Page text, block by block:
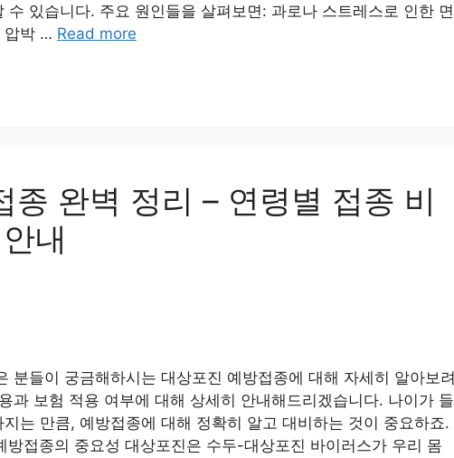
수 있습니다. 주요 원인들을 살펴보면: 과로나 스트레스로 인한 면
압박 … Read more
종 완벽 정리 – 연령별 접종 비
내
분들이 궁금해하시는 대상포진 예방접종에 대해 자세히 알아보려
과 보험 적용 여부에 대해 상세히 안내해드리겠습니다. 나이가 들
는 만큼, 예방접종에 대해 정확히 알고 대비하는 것이 중요하죠.
방접종의 중요성 대상포진은 수두-대상포진 바이러스가 우리 몸